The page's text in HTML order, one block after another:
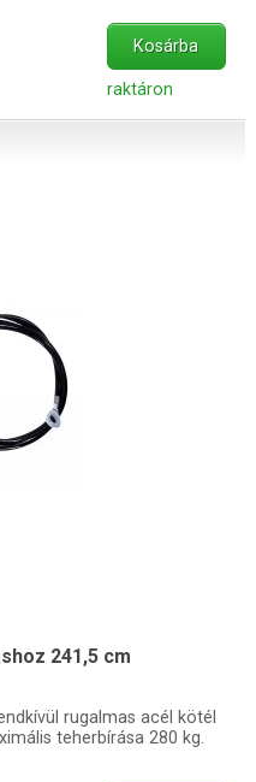
Kosárba
raktáron
241,5 cm
rugalmas acél kötél
teherbírása 280 kg.